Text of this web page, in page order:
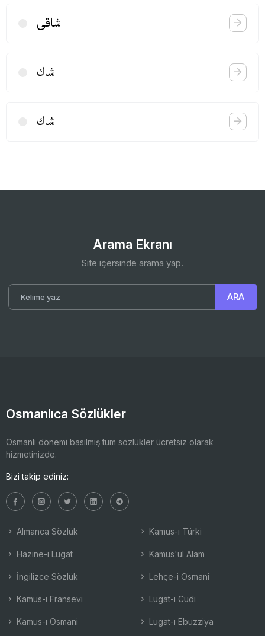
شاقی
شاك
شاك
Arama Ekranı
Site içersinde arama yap.
Osmanlıca Sözlükler
Osmanlı dönemi basılmış tüm sözlükler ücretsiz olarak
hizmetinizde.
Bizi takip ediniz:
Almanca Sözlük
Hazine-i Lugat
İngilizce Sözlük
Kamus-ı Fransevi
Kamus-ı Osmani
Kamus-ı Türki
Kamus'ul Alam
Lehçe-i Osmani
Lugat-ı Cudi
Lugat-ı Ebuzziya